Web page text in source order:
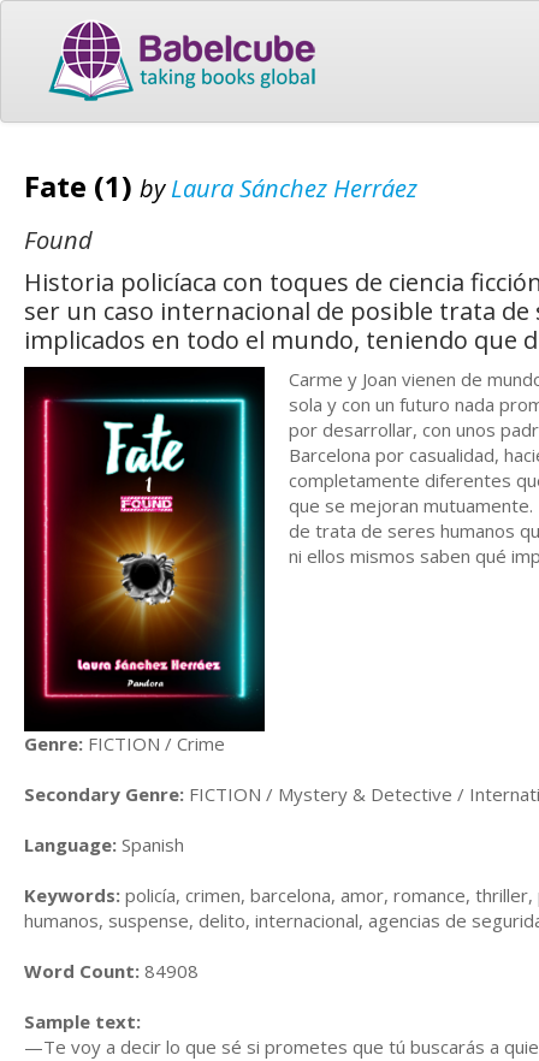
Fate (1) byLaura Sánchez Herráez
Found
Historia policíaca con toques de ciencia
ser un caso internacional de posible trata
implicados en todo el mundo, teniendo que
Carme y Joan vienen de
sola y con un futuro nada
por desarrollar, con unos
Barcelona por casualidad,
completamente diferentes
que se mejoran mutuamente.
de trata de seres humanos
ni ellos mismos saben qué
Genre: FICTION / Crime
Secondary Genre: FICTION / Mystery & Detective /
Language: Spanish
Keywords: policía, crimen, barcelona, amor, romance,
humanos, suspense, delito, internacional, agencias de
Word Count: 84908
Sample text:
—Te voy a decir lo que sé si prometes que tú buscarás a